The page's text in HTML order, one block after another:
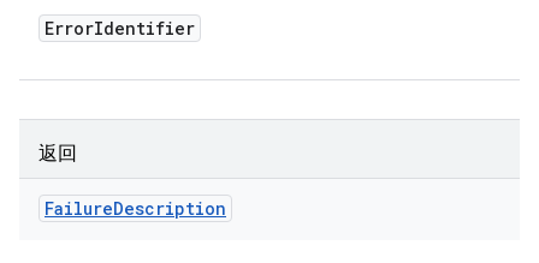
ErrorIdentifier
返回
FailureDescription